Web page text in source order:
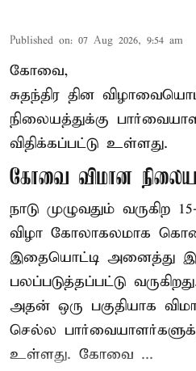
Published on: 07 Aug 2026, 9:54 am
கோவை,
சுதந்திர தின
நிலையத்துக்கு
விதிக்கப்பட்டு உள்ளது.
கோவை விமான
நாடு முழுவதும் வருகிற
விழா கோலாகலமாக
இதையொட்டி அனைத்து
பலப்படுத்தப்பட்டு
அதன் ஒரு பகுதியாக
செல்ல
உள்ளது. கோவை ...